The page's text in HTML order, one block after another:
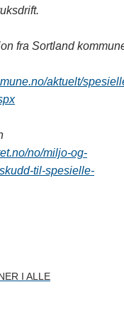
fra Sortland
aktuelt/
no/miljo-og-
til-spesielle-
I ALLE